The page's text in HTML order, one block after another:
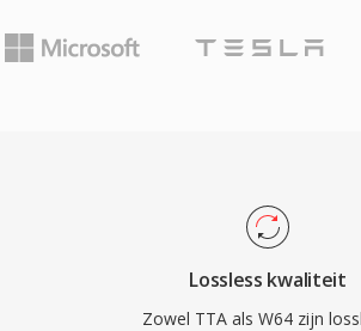
bestanden toe
data-
professionele digitale
voor
producers die
Lossless kwaliteit
Zowel TTA als W64 zijn